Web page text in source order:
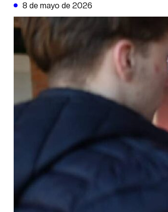
8 de mayo de 2026